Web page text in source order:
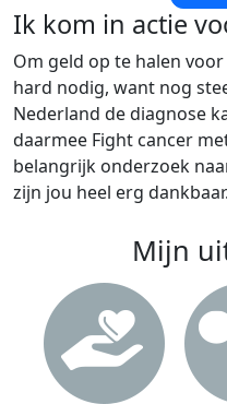
Ik kom in actie
Om geld op te halen
hard nodig, want nog
Nederland de diagnose
daarmee Fight cancer
belangrijk onderzoek
zijn jou heel erg dankbaar.
Mijn